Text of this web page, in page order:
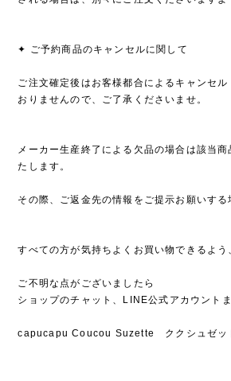
✦ ご予約商品のキャンセルに関して
ご注文確定後はお客様都合によるキャンセ
おりませんので、ご了承くださいませ。
メーカー生産終了による欠品の場合は該当
たします。
その際、ご返金先の情報をご提示お願いする
すべての方が気持ちよくお買い物できるよう
ご不明な点がございましたら
ショップのチャット、LINE公式アカウント
capucapu Coucou Suzette ククシュゼッ